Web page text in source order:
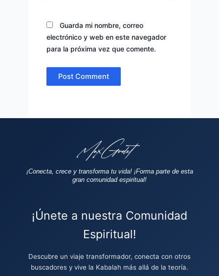
Guarda mi nombre, correo
electrónico y web en este navegador
para la próxima vez que comente.
¡Conecta, crece y transforma tu vida! ¡Forma parte de esta
gran comunidad espiritual!
¡Únete a nuestra Comunidad
Espiritual!
Descubre un viaje transformador, conecta con otros
buscadores y vive la Kabalah más allá de la teoría.